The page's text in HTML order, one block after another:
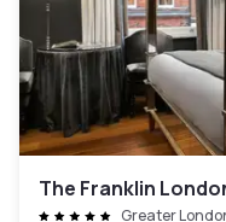
The Franklin
Greater